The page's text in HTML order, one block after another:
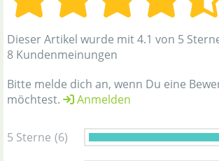
Dieser Artikel wurde mit 4.1 von 5
8 Kundenmeinungen
Bitte melde dich an, wenn Du eine
möchtest.
Anmelden
5 Sterne (6)